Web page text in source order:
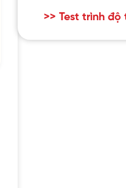
>> Test trình độ